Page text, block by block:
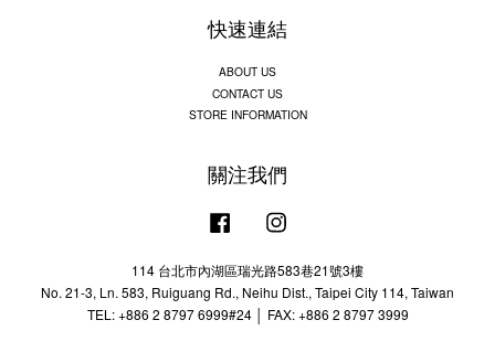
快速連結
ABOUT US
CONTACT US
STORE INFORMATION
關注我們
Facebook
114 台北市內湖區瑞光路583巷21號3樓
No. 21-3, Ln. 583, Ruiguang Rd., Neihu Dist., Taipei City 114, Taiwan
TEL: +886 2 8797 6999#24 │ FAX: +886 2 8797 3999